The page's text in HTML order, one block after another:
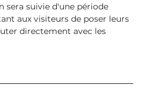
sera suivie d'une période
aux visiteurs de poser leurs
directement avec les